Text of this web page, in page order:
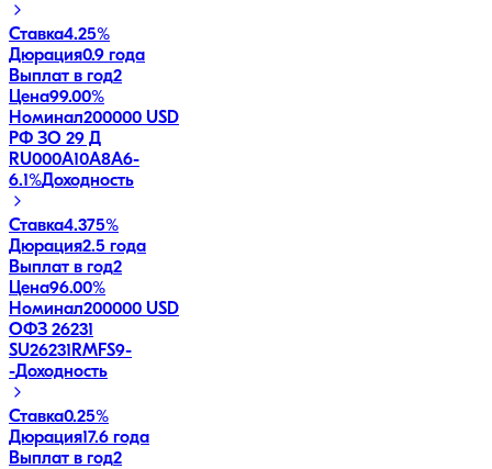
Ставка4.25%
Дюрация0.9 года
Выплат в год2
Цена99.00%
Номинал200000 USD
РФ ЗО 29 Д
RU000A10A8A6-
6.1%Доходность
Ставка4.375%
Дюрация2.5 года
Выплат в год2
Цена96.00%
Номинал200000 USD
ОФЗ 26231
SU26231RMFS9-
-Доходность
Ставка0.25%
Дюрация17.6 года
Выплат в год2